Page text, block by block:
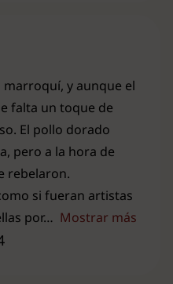
marroquí, y aunque el
falta un toque de
El pollo dorado
pero a la hora de
rebelaron.
si fueran artistas
por
Mostrar más